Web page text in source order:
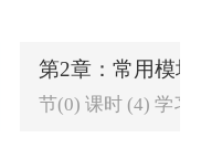
第2章：常用模块
节(0) 课时 (4) 学习